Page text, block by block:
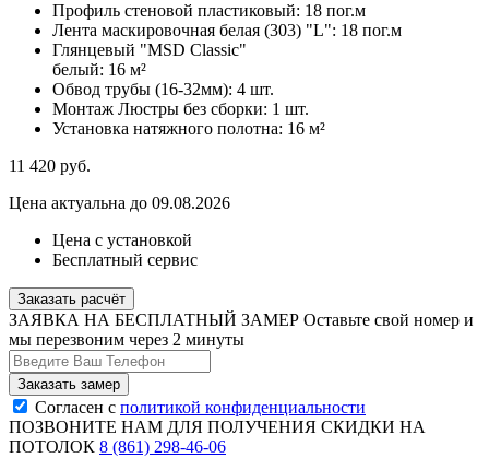
Профиль стеновой пластиковый: 18 пог.м
Лента маскировочная белая (303) "L": 18 пог.м
Глянцевый "MSD Classic"
белый: 16 м²
Обвод трубы (16-32мм): 4 шт.
Монтаж Люстры без сборки: 1 шт.
Установка натяжного полотна: 16 м²
11 420 руб.
Цена актуальна до 09.08.2026
Цена с установкой
Бесплатный сервис
Заказать расчёт
ЗАЯВКА НА БЕСПЛАТНЫЙ ЗАМЕР Оставьте свой номер и
мы перезвоним через 2 минуты
Согласен с политикой конфиденциальности
ПОЗВОНИТЕ НАМ ДЛЯ ПОЛУЧЕНИЯ СКИДКИ НА
ПОТОЛОК 8 (861) 298-46-06